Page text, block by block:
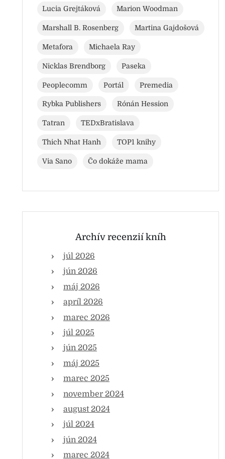
Lucia Grejtáková Marion Woodman
Marshall B. Rosenberg Martina Gajdošová
Metafora Michaela Ray
Nicklas Brendborg Paseka
Peoplecomm Portál Premedia
Rybka Publishers Rónán Hession
Tatran TEDxBratislava
Thich Nhat Hanh TOP1 knihy
Via Sano Čo dokáže mama
Archív recenzií kníh
júl 2026
jún 2026
máj 2026
apríl 2026
marec 2026
júl 2025
jún 2025
máj 2025
marec 2025
november 2024
august 2024
júl 2024
jún 2024
marec 2024